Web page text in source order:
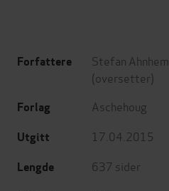
Forfattere Stefan Ahnhem
(oversetter)
Forlag Aschehoug
Utgitt 17.04.2015
Lengde 637 sider